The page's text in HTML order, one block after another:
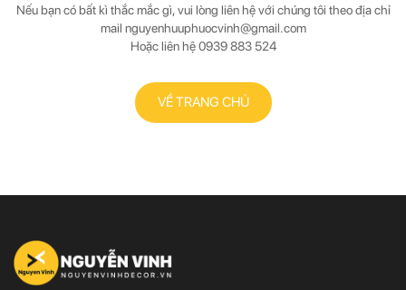
Nếu bạn có bất kì thắc mắc gì, vui lòng liên hệ với chúng tôi theo địa chỉ
mail nguyenhuuphuocvinh@gmail.com
Hoặc liên hệ0939 883 524
VỀ TRANG CHỦ